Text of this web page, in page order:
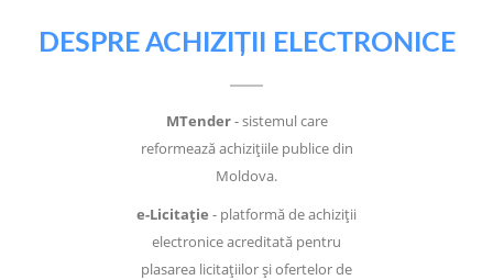
DESPRE ACHIZIȚII ELECTRONICE
MTender- sistemul care
reformează achizițiile publice din
Moldova.
e-Licitație - platformă de achiziții
electronice acreditată pentru
plasarea licitațiilor și ofertelor de